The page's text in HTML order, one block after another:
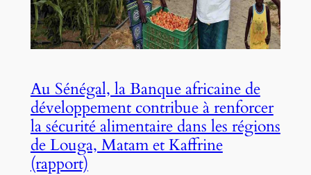
Au Sénégal, la Banque africaine de
développement contribue à renforcer
la sécurité alimentaire dans les régions
de Louga, Matam et Kaffrine
(rapport)